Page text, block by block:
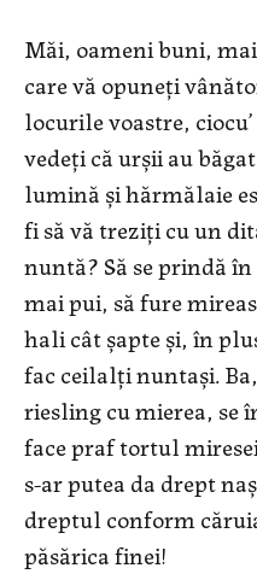
Măi, oameni buni,
care vă opuneți
locurile voastre,
vedeți că urșii au
lumină și hărmălaie
fi să vă treziți cu un
nuntă? Să se prindă
mai pui, să fure
hali cât șapte și, în
fac ceilalți nuntași.
riesling cu mierea, se
face praf tortul
s-ar putea da drept
dreptul conform
păsărica finei!